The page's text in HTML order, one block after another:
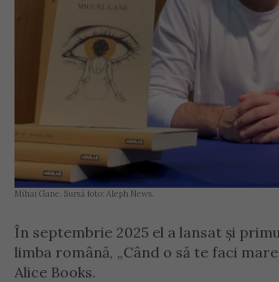
Mihai Gane. Sursă foto: Aleph News.
În septembrie 2025 el a lansat și
limba română, „Când o să te faci
Alice Books.